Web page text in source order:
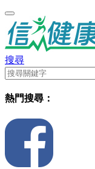
搜尋
熱門搜尋：